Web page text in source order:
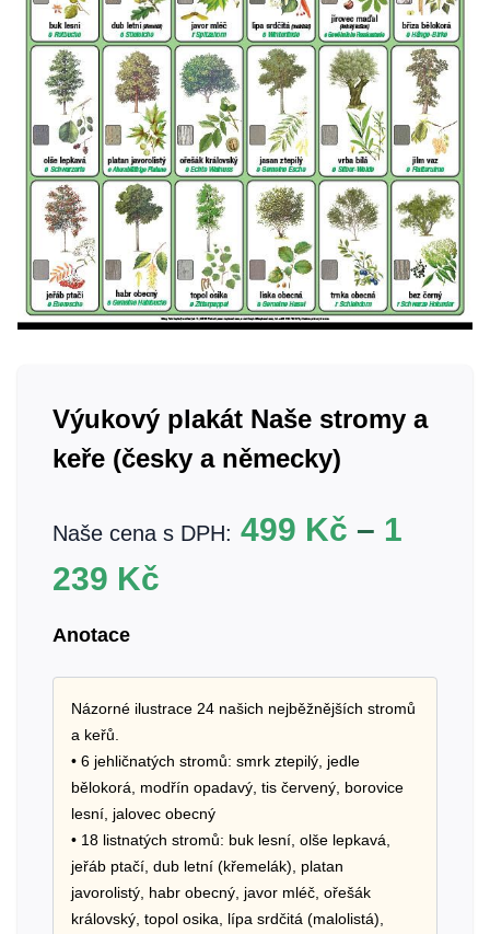
Výukový plakát Naše stromy a
keře (česky a německy)
Naše cena s DPH: 499 Kč – 1
239 Kč
Anotace
Názorné ilustrace 24 našich nejběžnějších stromů
a keřů.
• 6 jehličnatých stromů: smrk ztepilý, jedle
bělokorá, modřín opadavý, tis červený, borovice
lesní, jalovec obecný
• 18 listnatých stromů: buk lesní, olše lepkavá,
jeřáb ptačí, dub letní (křemelák), platan
javorolistý, habr obecný, javor mléč, ořešák
královský, topol osika, lípa srdčitá (malolistá),